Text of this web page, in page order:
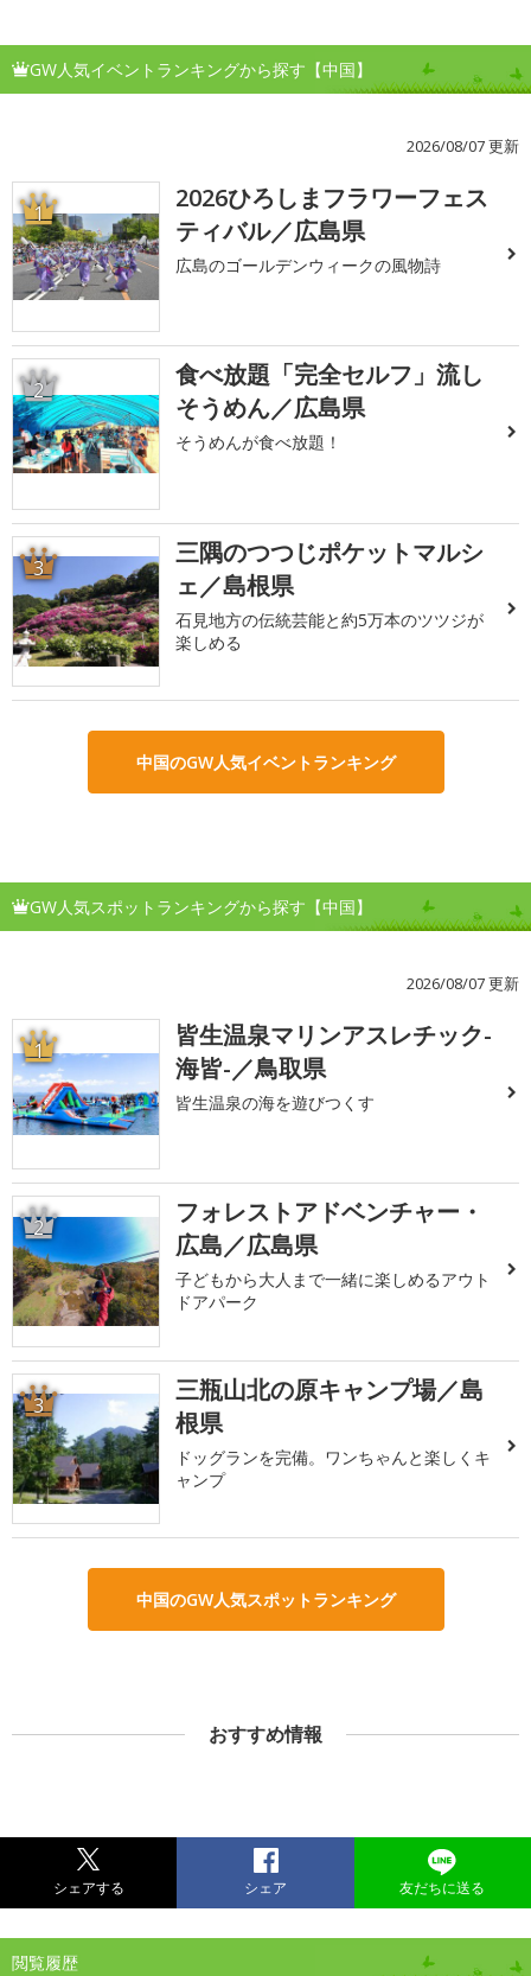
GW人気イベントランキングから探す【中国】
2026/08/07 更新
1
2026ひろしまフラワーフェス
ティバル／広島県
広島のゴールデンウィークの風物詩
2
食べ放題「完全セルフ」流し
そうめん／広島県
そうめんが食べ放題！
3
三隅のつつじポケットマルシ
ェ／島根県
石見地方の伝統芸能と約5万本のツツジが
楽しめる
中国のGW人気イベントランキング
GW人気スポットランキングから探す【中国】
2026/08/07 更新
1
皆生温泉マリンアスレチック-
海皆-／鳥取県
皆生温泉の海を遊びつくす
2
フォレストアドベンチャー・
広島／広島県
子どもから大人まで一緒に楽しめるアウト
ドアパーク
3
三瓶山北の原キャンプ場／島
根県
ドッグランを完備。ワンちゃんと楽しくキ
ャンプ
中国のGW人気スポットランキング
おすすめ情報
シェアする シェア 友だちに送る
閲覧履歴